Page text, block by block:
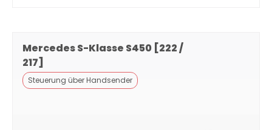
Mercedes S-Klasse S450 [222 /
217]
Steuerung über Handsender